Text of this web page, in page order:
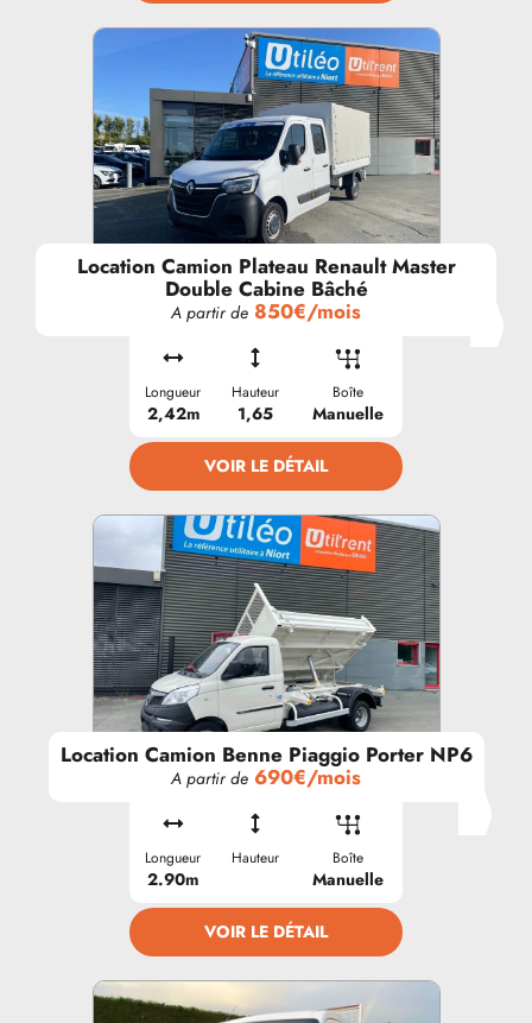
Location Camion Plateau Renault Master
Double Cabine Bâché
A partir de 850€/mois
Longueur
2,42m
Hauteur
1,65
Boîte
Manuelle
VOIR LE DÉTAIL
Location Camion Benne Piaggio Porter NP6
A partir de 690€/mois
Longueur
2.90m
Hauteur Boîte
Manuelle
VOIR LE DÉTAIL